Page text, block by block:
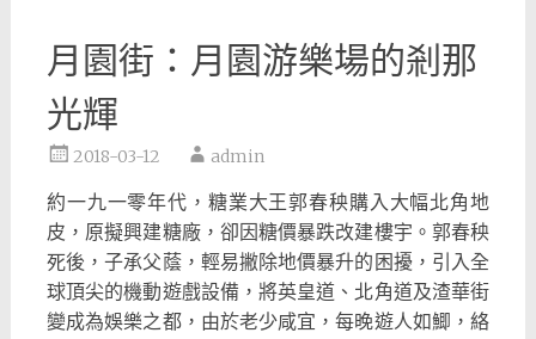
月園街：月園游樂場的剎那
光輝
2018-03-12 admin
約一九一零年代，糖業大王郭春秧購入大幅北角地
皮，原擬興建糖廠，卻因糖價暴跌改建樓宇。郭春秧
死後，子承父蔭，輕易撇除地價暴升的困擾，引入全
球頂尖的機動遊戲設備，將英皇道、北角道及渣華街
變成為娛樂之都，由於老少咸宜，每晚遊人如鯽，絡